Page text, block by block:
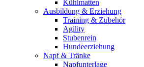
Kühlmatten
Ausbildung & Erziehung
Training & Zubehör
Agility
Stubenrein
Hundeerziehung
Napf & Tränke
Napfunterlage